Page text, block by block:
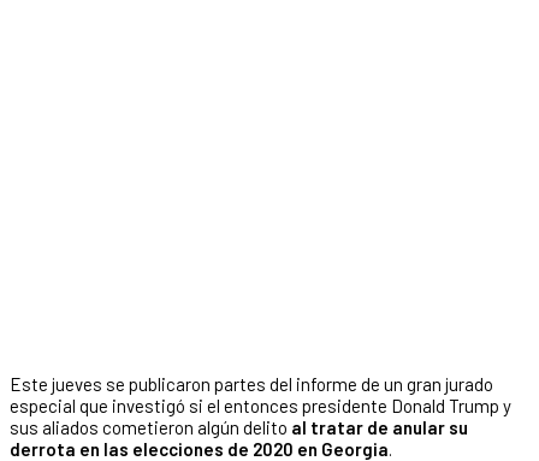
Este jueves se publicaron partes del informe de un gran jurado
especial que investigó si el entonces presidente Donald Trump y
sus aliados cometieron algún delito al tratar de anular su
derrota en las elecciones de 2020 en Georgia.